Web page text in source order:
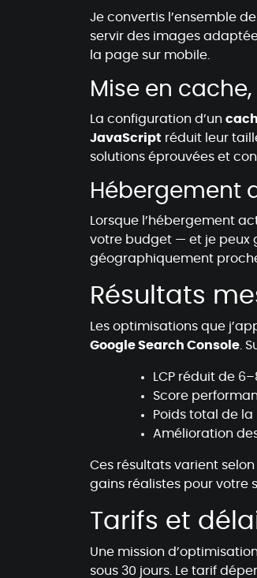
Je convertis l’ensemble
servir des images
la page sur mobile.
Mise en
La configuration d’un
JavaScript réduit leur
solutions éprouvées et
Hébergement
Lorsque l’hébergement
votre budget — et je peux
géographiquement
Résultats
Les optimisations que
Google Search Console .
LCP réduit de
Score
Poids total de
Amélioration
Ces résultats varient
gains réalistes pour votre
Tarifs et
Une mission
sous 30 jours. Le tarif